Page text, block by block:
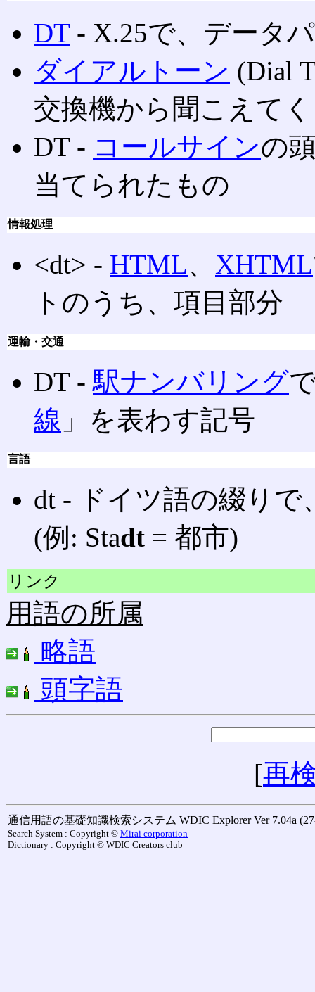
DT‐ X.25で、データ
ダイアルトーン (Dial
交換機から聞こえて
DT ‐ コールサインの
当てられたもの
情報処理
<dt> ‐ HTML、 XHTML
トのうち、項目部分
運輸・交通
DT ‐駅ナンバリング
線 」を表わす記号
言語
dt ‐ ドイツ語の綴り
(例: Stadt = 都市)
リンク
用語の所属
略語
頭字語
[再
通信用語の基礎知識検索システム WDIC Explorer Ver 7.04a
Search System : Copyright © Mirai corporation
Dictionary : Copyright © WDIC Creators club